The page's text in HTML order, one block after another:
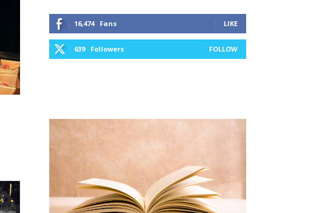
16,474 Fans LIKE
639 Followers FOLLOW